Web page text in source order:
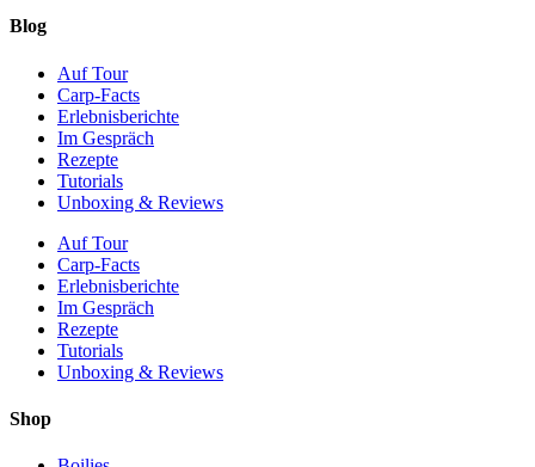
Blog
Auf Tour
Carp-Facts
Erlebnisberichte
Im Gespräch
Rezepte
Tutorials
Unboxing & Reviews
Auf Tour
Carp-Facts
Erlebnisberichte
Im Gespräch
Rezepte
Tutorials
Unboxing & Reviews
Shop